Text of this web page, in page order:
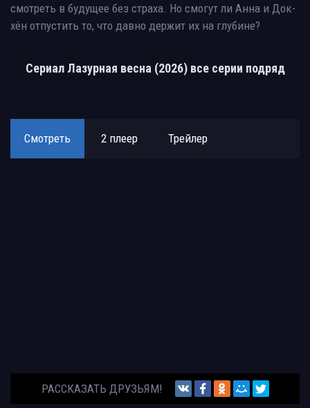
смотреть в будущее без страха. Но смогут ли Анна и Док-
хён отпустить то, что давно держит их на глубине?
Сериал Лазурная весна (2026) все серии подряд
Смотреть 2 плеер Трейлер
РАССКАЗАТЬ ДРУЗЬЯМ!